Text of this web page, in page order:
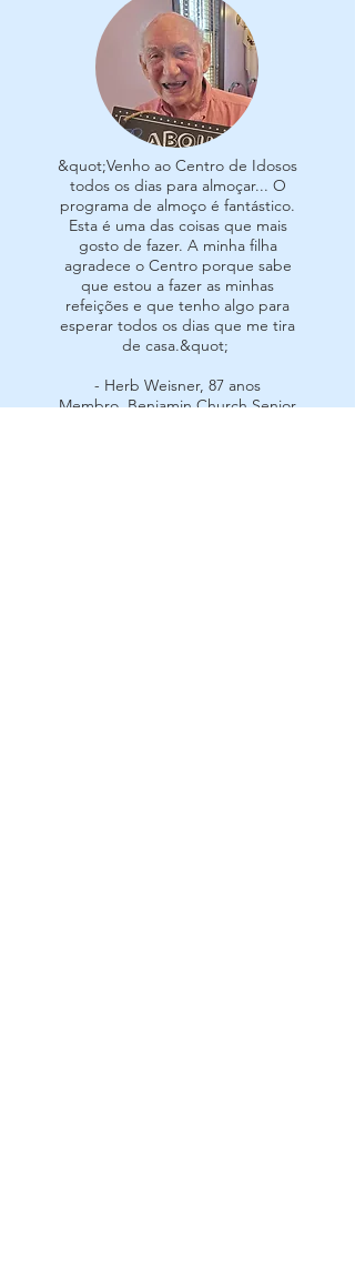
&quot;Venho ao Centro de Idosos
todos os dias para almoçar... O
programa de almoço é fantástico.
Esta é uma das coisas que mais
gosto de fazer. A minha filha
agradece o Centro porque sabe
que estou a fazer as minhas
refeições e que tenho algo para
esperar todos os dias que me tira
de casa.&quot;
- Herb Weisner, 87 anos
Membro, Benjamin Church Senior